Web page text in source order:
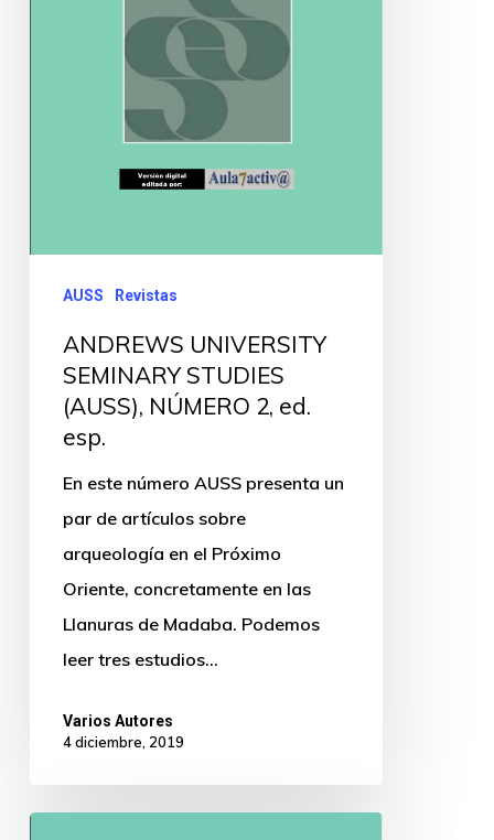
AUSS Revistas
ANDREWS UNIVERSITY
SEMINARY STUDIES
(AUSS), NÚMERO 2, ed.
esp.
En este número AUSS presenta un
par de artículos sobre
arqueología en el Próximo
Oriente, concretamente en las
Llanuras de Madaba. Podemos
leer tres estudios…
Varios Autores
4 diciembre, 2019